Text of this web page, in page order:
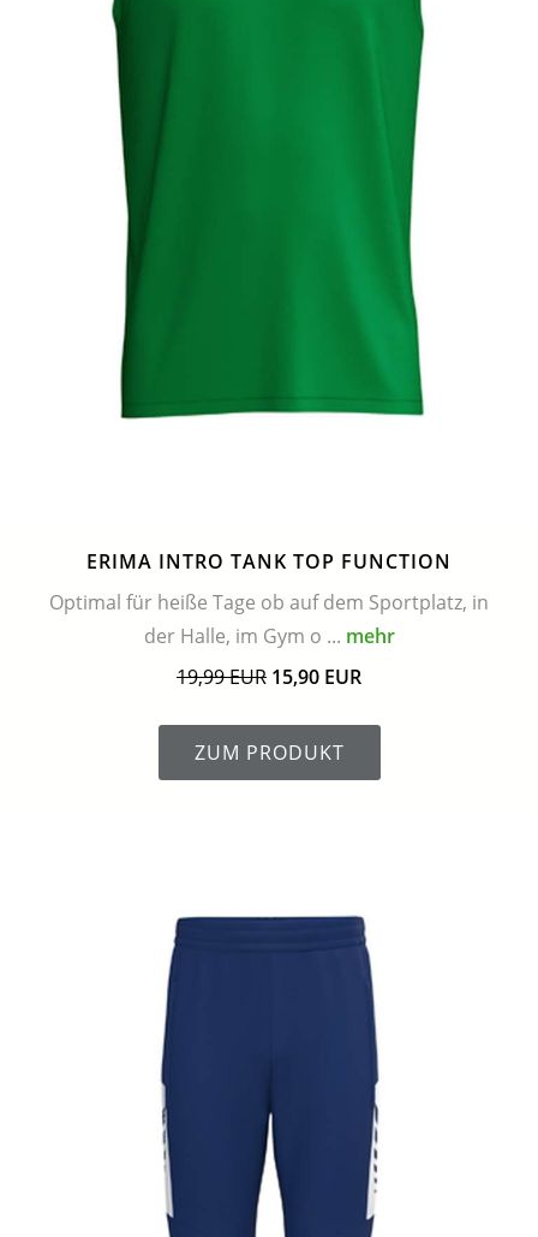
ERIMA INTRO TANK TOP FUNCTION
Optimal für heiße Tage ob auf dem Sportplatz, in
der Halle, im Gym o ... mehr
19,99 EUR 15,90 EUR
ZUM PRODUKT